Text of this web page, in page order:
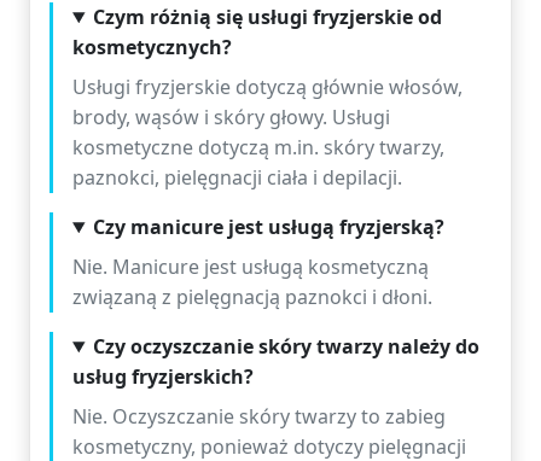
Czym różnią się usługi fryzjerskie od
kosmetycznych?
Usługi fryzjerskie dotyczą głównie włosów,
brody, wąsów i skóry głowy. Usługi
kosmetyczne dotyczą m.in. skóry twarzy,
paznokci, pielęgnacji ciała i depilacji.
Czy manicure jest usługą fryzjerską?
Nie. Manicure jest usługą kosmetyczną
związaną z pielęgnacją paznokci i dłoni.
Czy oczyszczanie skóry twarzy należy do
usług fryzjerskich?
Nie. Oczyszczanie skóry twarzy to zabieg
kosmetyczny, ponieważ dotyczy pielęgnacji